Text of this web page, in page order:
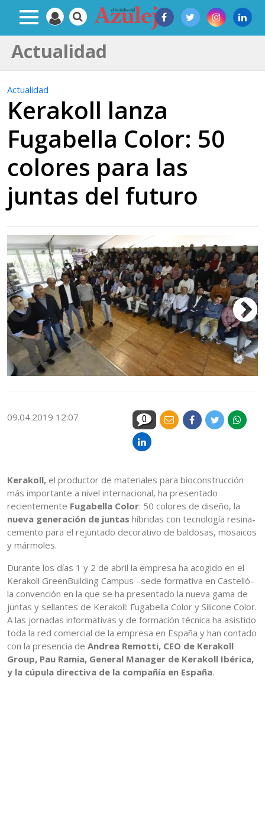
Actualidad
Actualidad
Kerakoll lanza
Fugabella Color: 50
colores para las
juntas del futuro
09.04.2019 12:07 0
Kerakoll, el productor de materiales para bioconstrucción
más importante a nivel internacional, ha presentado
recientemente Fugabella Color: 50 colores de diseño, la
nueva generación de juntas híbridas con tecnología resina-
cemento para el rejuntado decorativo de baldosas, mosaicos
y mármoles.
Durante los días 1 y 2 de abril la empresa ha acogido en el
Kerakoll GreenBuilding Campus –sede formativa en Castelló–
la convención en la que se ha presentado la nueva gama de
juntas y sellantes de Kerakoll: Fugabella Color y Silicone Color.
A las jornadas informativas y de formación técnica ha asistido
toda la red comercial de la empresa en España y han contado
con la presencia de Andrea Remotti, CEO de Kerakoll
Group, Pau Ramia, General Manager de Kerakoll Ibérica,
y la cúpula directiva de la compañía en España.